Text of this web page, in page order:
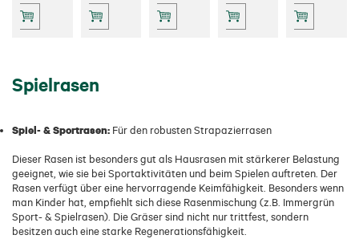
Spielrasen
Spiel- & Sportrasen: Für den robusten Strapazierrasen
Dieser Rasen ist besonders gut als Hausrasen mit stärkerer Belastung
geeignet, wie sie bei Sportaktivitäten und beim Spielen auftreten. Der
Rasen verfügt über eine hervorragende Keimfähigkeit. Besonders wenn
man Kinder hat, empfiehlt sich diese Rasenmischung (z.B. Immergrün
Sport- & Spielrasen). Die Gräser sind nicht nur trittfest, sondern
besitzen auch eine starke Regenerationsfähigkeit.